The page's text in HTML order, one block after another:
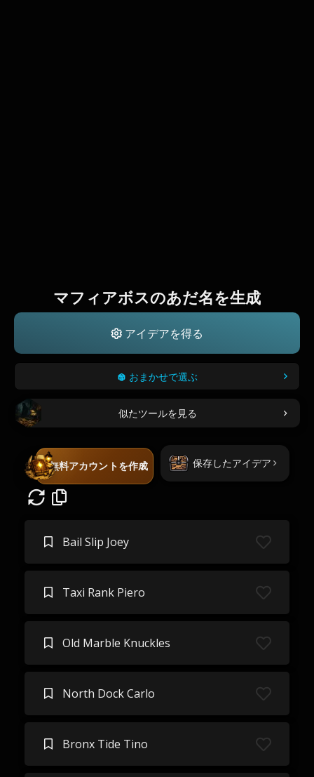
マフィアボスのあだ名を生成
アイデアを得る
おまかせで選ぶ
似たツールを見る
無料アカウントを作成 保存したアイデア
Bail Slip Joey
Taxi Rank Piero
Old Marble Knuckles
North Dock Carlo
Bronx Tide Tino